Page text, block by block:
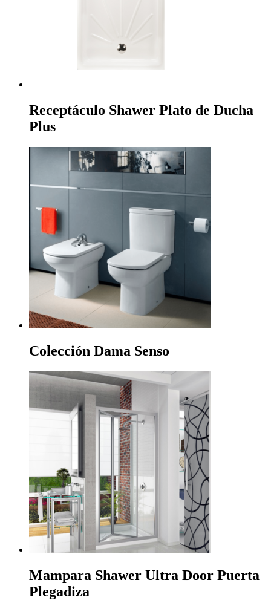
Receptáculo Shawer Plato de Ducha
Plus
Colección Dama Senso
Mampara Shawer Ultra Door Puerta
Plegadiza